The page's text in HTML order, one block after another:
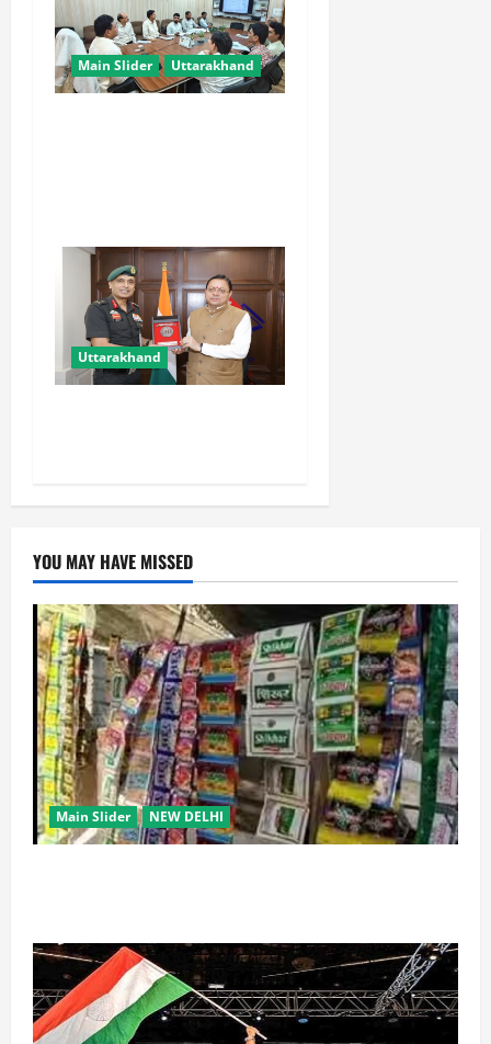
Main Slider Uttarakhand
Uttarakhand
YOU MAY HAVE MISSED
Main Slider NEW DELHI